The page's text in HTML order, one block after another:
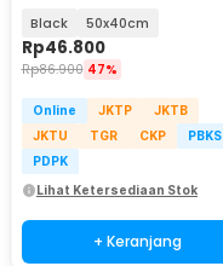
Black 50x40cm
Rp46.800
Rp86.900 47%
Online JKTP
JKTB
JKTU
TGR CKP
PBKS
PDPK
Lihat Ketersediaan Stok
+ Keranjang